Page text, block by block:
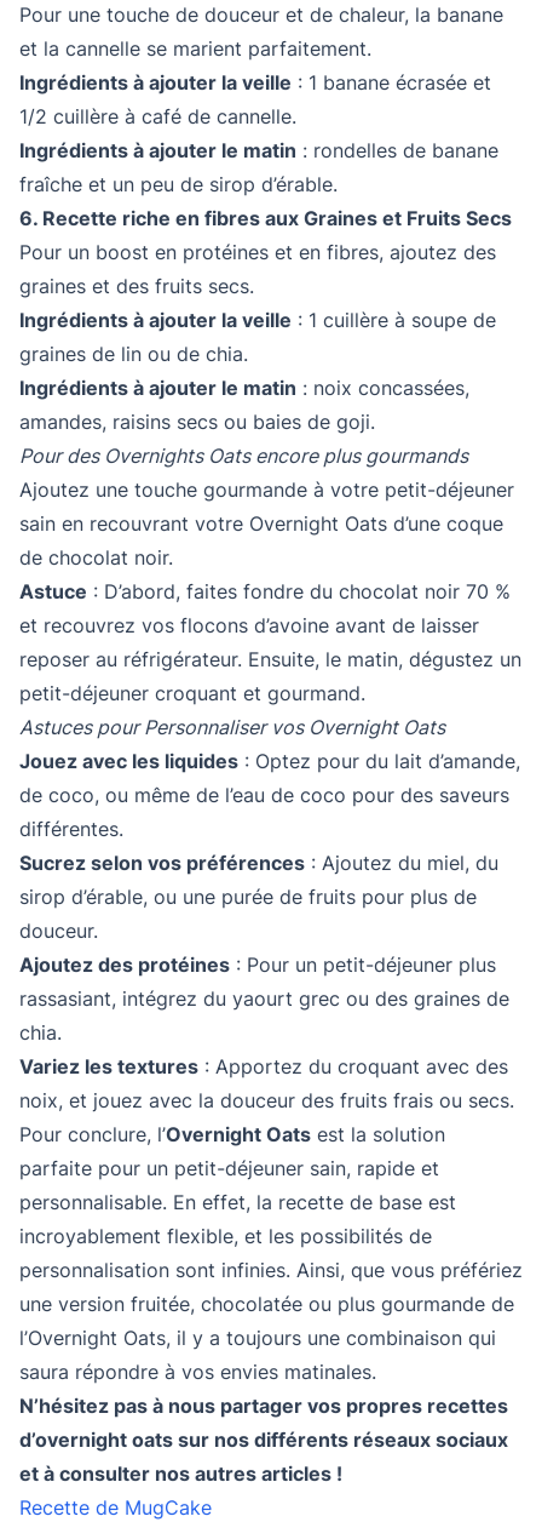
Pour une touche de douceur et de chaleur, la banane
et la cannelle se marient parfaitement.
Ingrédients à ajouter la veille : 1 banane écrasée et
1/2 cuillère à café de cannelle.
Ingrédients à ajouter le matin : rondelles de banane
fraîche et un peu de sirop d’érable.
6. Recette riche en fibres aux Graines et Fruits Secs
Pour un boost en protéines et en fibres, ajoutez des
graines et des fruits secs.
Ingrédients à ajouter la veille : 1 cuillère à soupe de
graines de lin ou de chia.
Ingrédients à ajouter le matin : noix concassées,
amandes, raisins secs ou baies de goji.
Pour des Overnights Oats encore plus gourmands
Ajoutez une touche gourmande à votre petit-déjeuner
sain en recouvrant votre Overnight Oats d’une coque
de chocolat noir.
Astuce : D’abord, faites fondre du chocolat noir 70 %
et recouvrez vos flocons d’avoine avant de laisser
reposer au réfrigérateur. Ensuite, le matin, dégustez un
petit-déjeuner croquant et gourmand.
Astuces pour Personnaliser vos Overnight Oats
Jouez avec les liquides : Optez pour du lait d’amande,
de coco, ou même de l’eau de coco pour des saveurs
différentes.
Sucrez selon vos préférences : Ajoutez du miel, du
sirop d’érable, ou une purée de fruits pour plus de
douceur.
Ajoutez des protéines : Pour un petit-déjeuner plus
rassasiant, intégrez du yaourt grec ou des graines de
chia.
Variez les textures : Apportez du croquant avec des
noix, et jouez avec la douceur des fruits frais ou secs.
Pour conclure, l’Overnight Oats est la solution
parfaite pour un petit-déjeuner sain, rapide et
personnalisable. En effet, la recette de base est
incroyablement flexible, et les possibilités de
personnalisation sont infinies. Ainsi, que vous préfériez
une version fruitée, chocolatée ou plus gourmande de
l’Overnight Oats, il y a toujours une combinaison qui
saura répondre à vos envies matinales.
N’hésitez pas à nous partager vos propres recettes
d’overnight oats sur nos différents réseaux sociaux
et à consulter nos autres articles !
Recette de MugCake